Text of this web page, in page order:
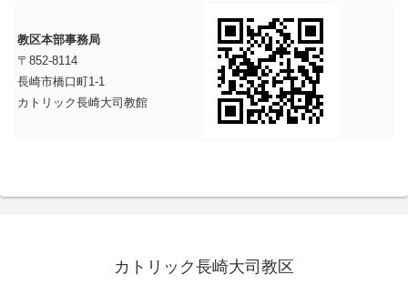
教区本部事務局
〒852-8114
長崎市橋口町1-1
カトリック長崎大司教館
カトリック長崎大司教区